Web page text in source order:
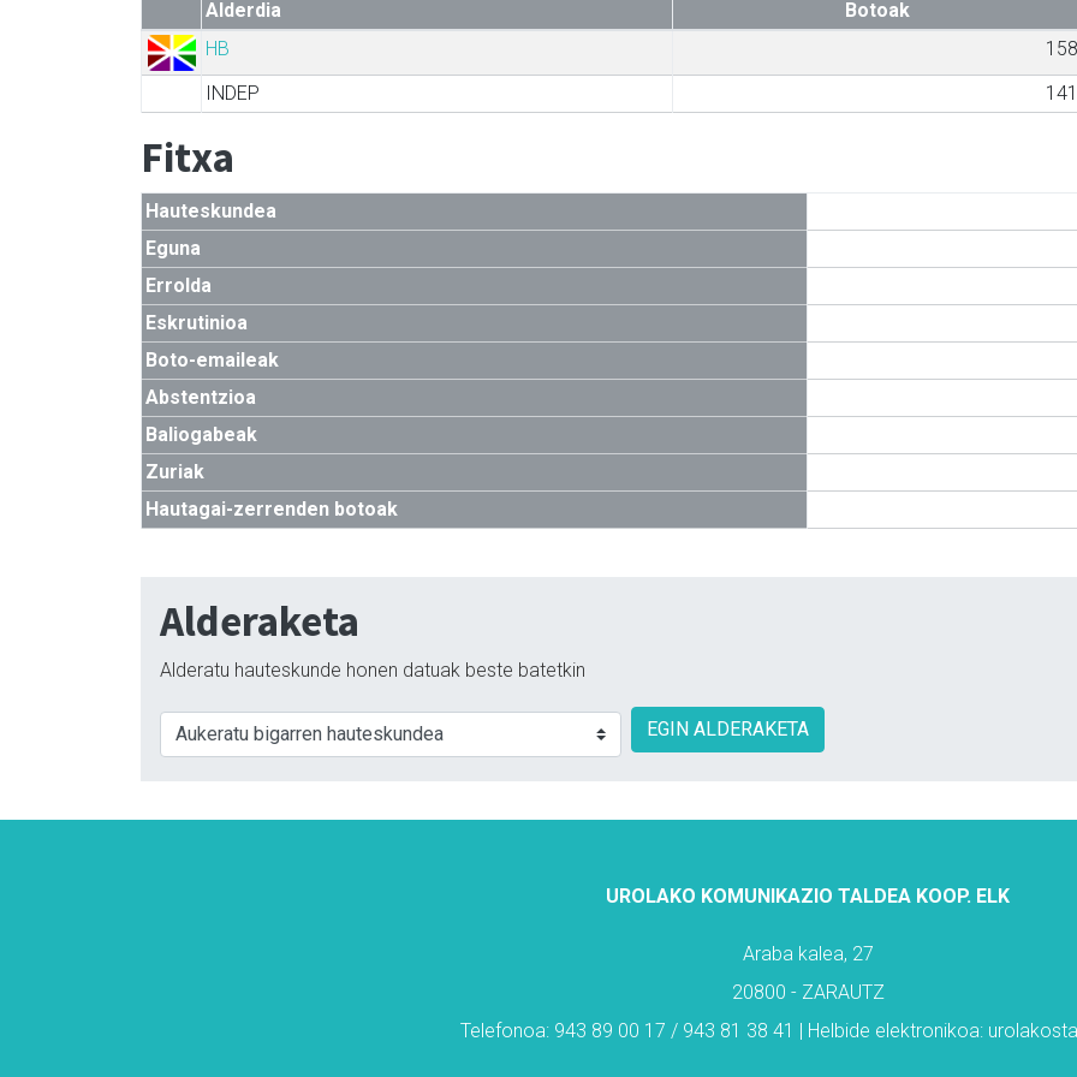
Alderdia Botoak
HB
158
INDEP
141
Fitxa
Hauteskundea
Eguna
Errolda
Eskrutinioa
Boto-emaileak
Abstentzioa
Baliogabeak
Zuriak
Hautagai-zerrenden botoak
Alderaketa
Alderatu hauteskunde honen datuak beste batetkin
EGIN ALDERAKETA
UROLAKO KOMUNIKAZIO TALDEA KOOP. ELK
Araba kalea, 27
20800 - ZARAUTZ
Telefonoa: 943 89 00 17 / 943 81 38 41 | Helbide elektronikoa: